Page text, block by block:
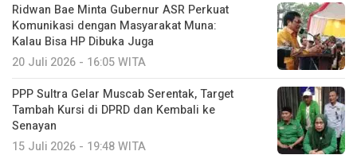
Ridwan Bae Minta Gubernur ASR Perkuat
Komunikasi dengan Masyarakat Muna:
Kalau Bisa HP Dibuka Juga
20 Juli 2026 - 16:05 WITA
PPP Sultra Gelar Muscab Serentak, Target
Tambah Kursi di DPRD dan Kembali ke
Senayan
15 Juli 2026 - 19:48 WITA